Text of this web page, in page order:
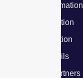
Exhibitor Information
Visitor Information
Booth Information
Furniture Details
Authorized Partners